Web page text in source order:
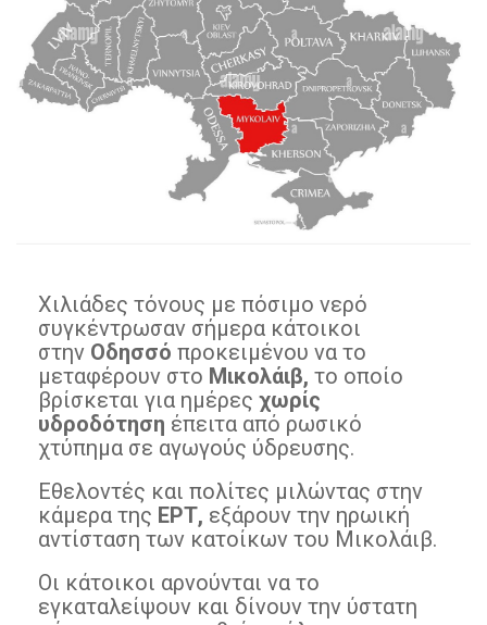
Χιλιάδες τόνους με πόσιμο νερό
συγκέντρωσαν σήμερα κάτοικοι
στην Οδησσό προκειμένου να το
μεταφέρουν στο Μικολάιβ, το οποίο
βρίσκεται για ημέρες χωρίς
υδροδότηση έπειτα από ρωσικό
χτύπημα σε αγωγούς ύδρευσης.
Εθελοντές και πολίτες μιλώντας στην
κάμερα της ΕΡΤ, εξάρουν την ηρωική
αντίσταση των κατοίκων του Μικολάιβ.
Οι κάτοικοι αρνούνται να το
εγκαταλείψουν και δίνουν την ύστατη